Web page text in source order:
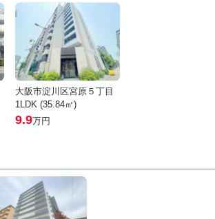
大阪市淀川区宮原５丁目
1LDK (35.84㎡)
9.9万円